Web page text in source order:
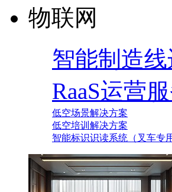
物联网
智能制造
RaaS运营
低空场景解决方案
低空培训解决方案
智能标识识读系统（叉车专用